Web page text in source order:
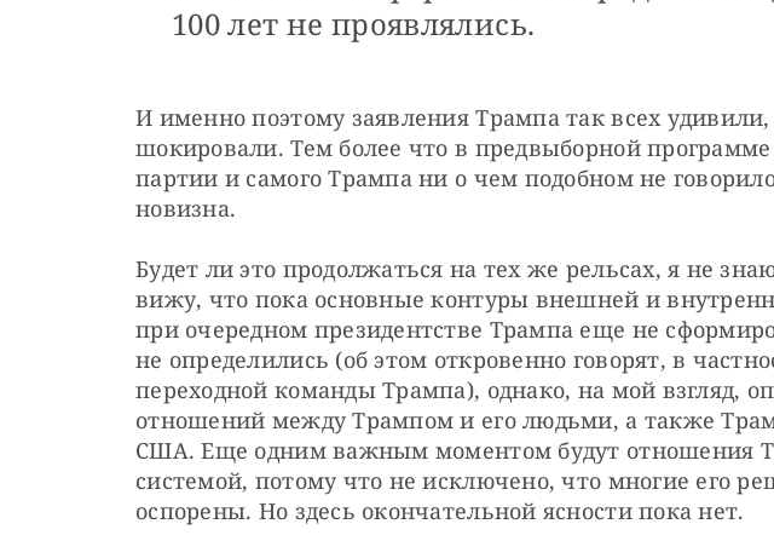
100 лет не проявлялись.
И именно поэтому заявления Трампа так всех
шокировали. Тем более что в предвыборной
партии и самого Трампа ни о чем подобном не
новизна.
Будет ли это продолжаться на тех же рельсах, я не
вижу, что пока основные контуры внешней и
при очередном президентстве Трампа еще не
не определились (об этом откровенно говорят, в
переходной команды Трампа), однако, на мой взгляд,
отношений между Трампом и его людьми, а также
США. Еще одним важным моментом будут отношения
системой, потому что не исключено, что многие его
оспорены. Но здесь окончательной ясности пока нет.